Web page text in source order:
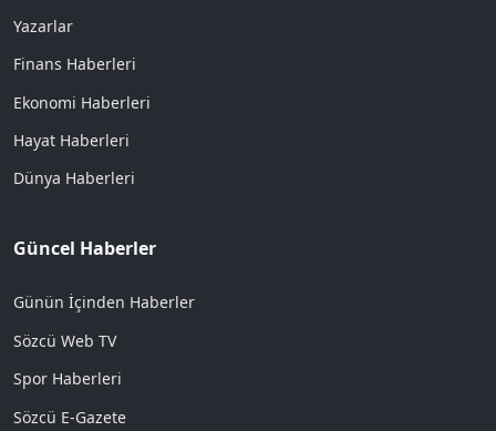
Yazarlar
Finans Haberleri
Ekonomi Haberleri
Hayat Haberleri
Dünya Haberleri
Güncel Haberler
Günün İçinden Haberler
Sözcü Web TV
Spor Haberleri
Sözcü E-Gazete